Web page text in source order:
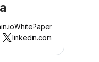
WhitePaper
linkedin.com